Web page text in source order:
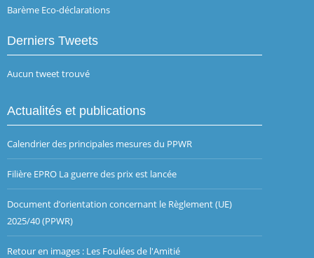
Barème Eco-déclarations
Derniers Tweets
Aucun tweet trouvé
Actualités et publications
Calendrier des principales mesures du PPWR
Filière EPRO La guerre des prix est lancée
Document d’orientation concernant le Règlement (UE)
2025/40 (PPWR)
Retour en images : Les Foulées de l'Amitié